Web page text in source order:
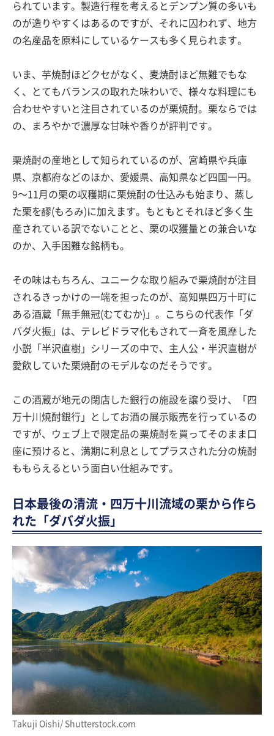
られています。製造行程を考えるとデンプン質の多いも
のが造りやすくはあるのですが、それに囚われず、地方
の名産品を原料にしているケースも多く見られます。
いま、芋焼酎ほどクセがなく、麦焼酎ほど無難でもな
く、とてもバランスの取れた味わいで、様々な料理にも
合わせやすいと注目されているのが栗焼酎。栗ならでは
の、まろやかで濃厚な甘味や香りが評判です。
栗焼酎の産地として知られているのが、宮崎県や兵庫
県、京都府などのほか、愛媛県、高知県など四国一円。
9〜11月の栗の収穫期に栗焼酎の仕込みも始まり、蒸し
た栗を醪(もろみ)に加えます。もともとそれほど多く生
産されている訳でないことと、栗の収獲量との兼合いな
のか、入手困難な銘柄も。
その味はもちろん、ユニークな取り組みで栗焼酎が注目
されるきっかけの一端を担ったのが、高知県四万十町に
ある酒蔵「無手無冠(むてむか)」。こちらの代表作「ダ
バダ火振」は、テレビドラマ化もされて一斉を風靡した
小説「半沢直樹」シリーズの中で、主人公・半沢直樹が
愛飲していた栗焼酎のモデルなのだそうです。
この酒蔵が地元の閉店した銀行の施設を譲り受け、「四
万十川焼酎銀行」としてお酒の展示販売を行っているの
ですが、ウェブ上で限定品の栗焼酎を買ってそのまま口
座に預けると、満期に利息としてプラスされた分の焼酎
ももらえるという面白い仕組みです。
日本最後の清流・四万十川流域の栗から作ら
れた「ダバダ火振」
Takuji Oishi/ Shutterstock.com